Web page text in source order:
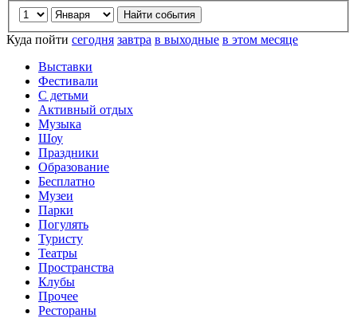
Куда пойти сегодня завтра в выходные в этом месяце
Выставки
Фестивали
С детьми
Активный отдых
Музыка
Шоу
Праздники
Образование
Бесплатно
Музеи
Парки
Погулять
Туристу
Театры
Пространства
Клубы
Прочее
Рестораны